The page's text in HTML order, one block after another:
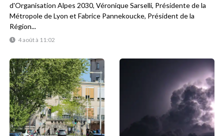
4 août à 11:02
d'Organisation Alpes 2030, Véronique Sarselli, Présidente de la
Métropole de Lyon et Fabrice Pannekoucke, Président de la
Région...